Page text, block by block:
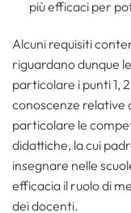
più efficaci per
Alcuni requisiti
riguardano dunque
particolare i punti 1,
conoscenze relative
particolare le
didattiche, la cui
insegnare nelle
efficacia il ruolo di
dei docenti.